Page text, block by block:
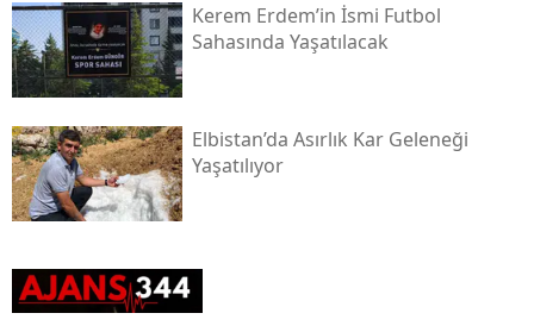
Kerem Erdem’in İsmi Futbol
Sahasında Yaşatılacak
Elbistan’da Asırlık Kar Geleneği
Yaşatılıyor